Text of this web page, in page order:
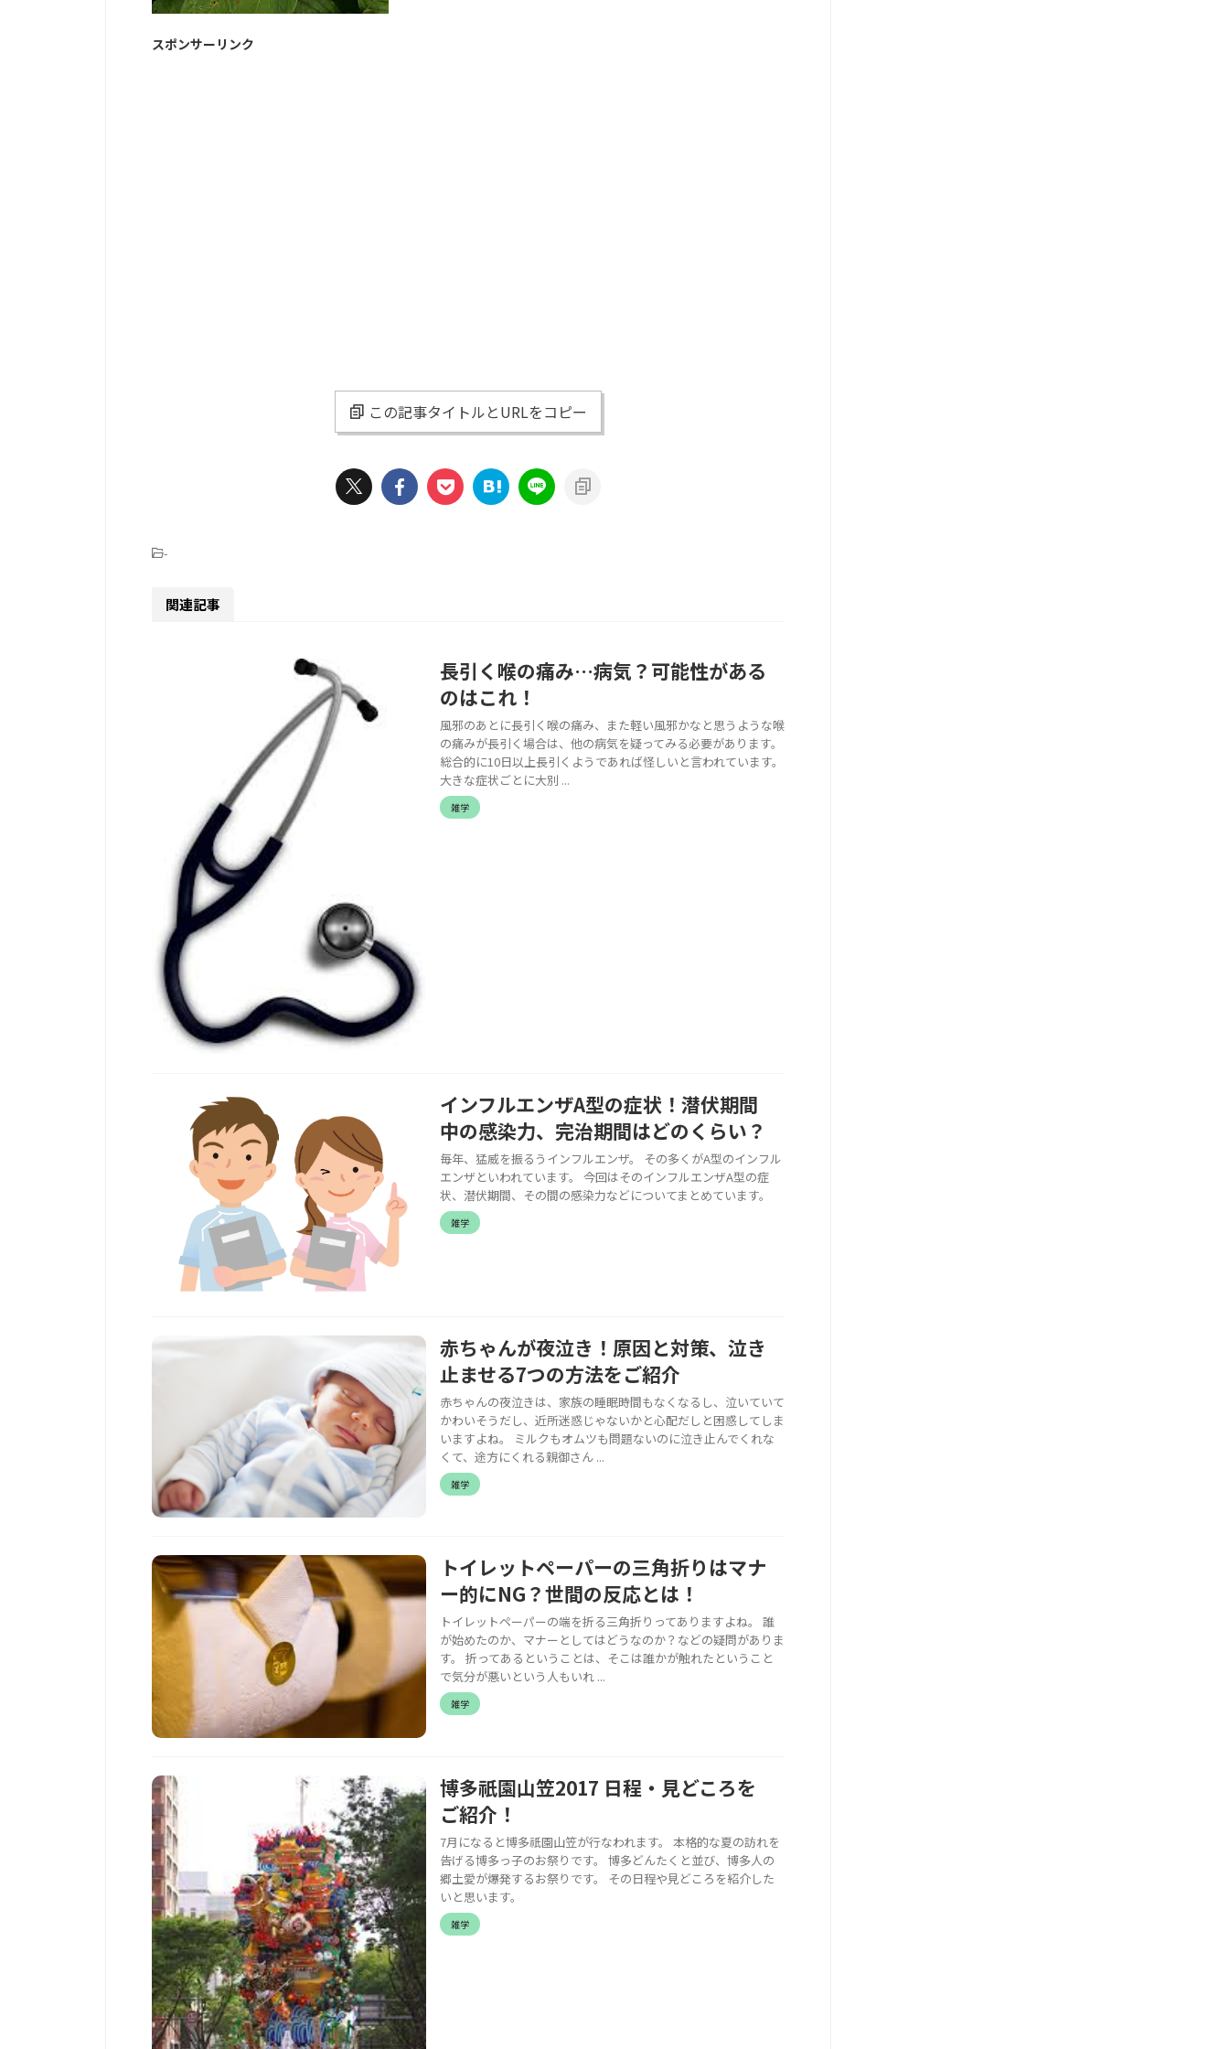
スポンサーリンク
この記事タイトルとURLをコピー
-
関連記事
長引く喉の痛み…病気？可能性がある
のはこれ！
風邪のあとに長引く喉の痛み、また軽い風邪かなと思うような喉
の痛みが長引く場合は、他の病気を疑ってみる必要があります。
総合的に10日以上長引くようであれば怪しいと言われています。
大きな症状ごとに大別 ...
雑学
インフルエンザA型の症状！潜伏期間
中の感染力、完治期間はどのくらい？
毎年、猛威を振るうインフルエンザ。 その多くがA型のインフル
エンザといわれています。 今回はそのインフルエンザA型の症
状、潜伏期間、その間の感染力などについてまとめています。
雑学
赤ちゃんが夜泣き！原因と対策、泣き
止ませる7つの方法をご紹介
赤ちゃんの夜泣きは、家族の睡眠時間もなくなるし、泣いていて
かわいそうだし、近所迷惑じゃないかと心配だしと困惑してしま
いますよね。 ミルクもオムツも問題ないのに泣き止んでくれな
くて、途方にくれる親御さん ...
雑学
トイレットペーパーの三角折りはマナ
ー的にNG？世間の反応とは！
トイレットペーパーの端を折る三角折りってありますよね。 誰
が始めたのか、マナーとしてはどうなのか？などの疑問がありま
す。 折ってあるということは、そこは誰かが触れたということ
で気分が悪いという人もいれ ...
雑学
博多祇園山笠2017 日程・見どころを
ご紹介！
7月になると博多祇園山笠が行なわれます。 本格的な夏の訪れを
告げる博多っ子のお祭りです。 博多どんたくと並び、博多人の
郷土愛が爆発するお祭りです。 その日程や見どころを紹介した
いと思います。
雑学